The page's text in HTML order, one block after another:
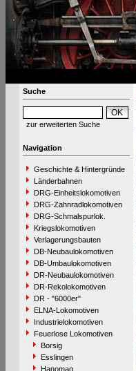
Suche
zur erweiterten Suche
Navigation
Geschichte & Hintergründe
Länderbahnen
DRG-Einheitslokomotiven
DRG-Zahnradlokomotiven
DRG-Schmalspurlok.
Kriegslokomotiven
Verlagerungsbauten
DB-Neubaulokomotiven
DB-Umbaulokomotiven
DR-Neubaulokomotiven
DR-Rekolokomotiven
DR - "6000er"
ELNA-Lokomotiven
Industrielokomotiven
Feuerlose Lokomotiven
Borsig
Esslingen
Hanomag